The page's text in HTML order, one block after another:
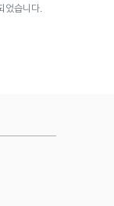
었습니다.